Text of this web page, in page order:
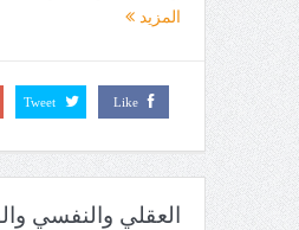
المزيد
Like
Tweet
العقلي والنفسي